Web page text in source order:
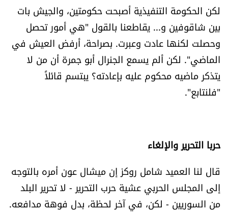
لكن الحكومة التنفيذية أصبحت حكومتين، والجيش بات
بين شاقوفين و... يقاطعنا بالقول "هي أمور تحصل
وحصلت لكنها عادت وعبرت. بصراحة، أرفض العيش في
الماضي". لكن ألم يسمع الجنرال أبو جمرة أن من لا
يتذكر ماضيه محكوم عليه بإعادته؟ يبتسم قائلاً
"فلنتابع".
حربا التحرير والإلغاء
قال لنا العميد شامل روكز إن ميشال عون أمره بالتوجه
إلى المجلس الحربي عشية حرب التحرير - لا تحرير البلد
من السوريين - لكن، في آخر لحظة، بدل فوهة مدافعه.